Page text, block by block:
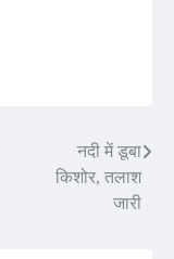
नदी में डूबा
किशोर, तलाश
जारी